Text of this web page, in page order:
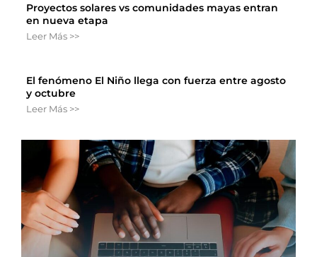
Proyectos solares vs comunidades mayas entran
en nueva etapa
Leer Más >>
El fenómeno El Niño llega con fuerza entre agosto
y octubre
Leer Más >>